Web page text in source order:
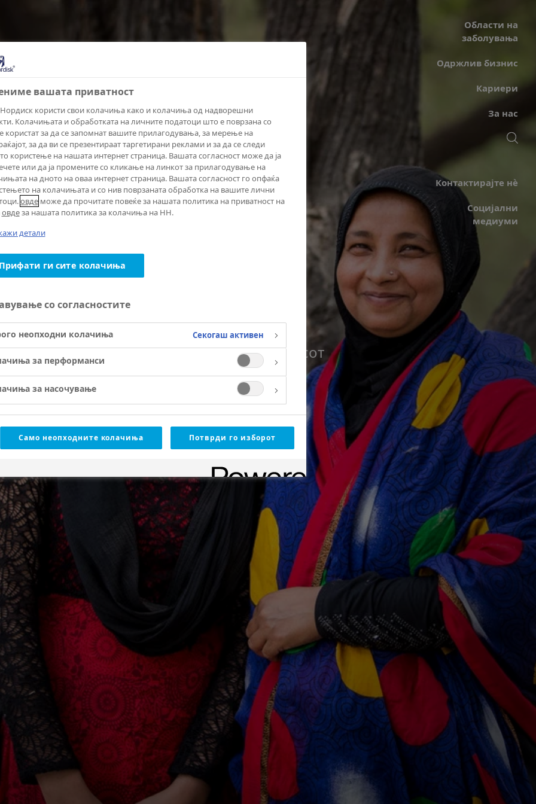
Области на
заболувања
Одржлив бизнис
Кариери
За нас
Контактирајте нè
Социјални
медиуми
животната
Да го победиме дијабетесот
вашата приватност
користи свои колачиња како и колачиња од надворешни
Колачињата и обработката на личните податоци што е поврзана со
користат за да се запомнат вашите прилагодувања, за мерење на
за да ви се презентираат таргетирани реклами и за да се следи
користење на нашата интернет страница. Вашата согласност може да ја
или да ја промените со кликање на линкот за прилагодување на
на дното на оваа интернет страница. Вашата согласност го опфаќа
на колачињата и со нив поврзаната обработка на вашите лични
овдеможе да прочитате повеќе за нашата политика на приватност на
овдеза нашата политика за колачиња на НН.
детали
Прифати ги сите колачиња
со согласностите
неопходни колачиња Секогаш активен
за перформанси
за насочување
Само неопходните колачиња Потврди го изборот